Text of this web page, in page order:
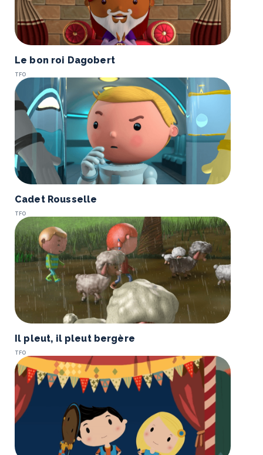
Le bon roi Dagobert
TFO
Cadet Rousselle
TFO
Il pleut, il pleut bergère
TFO